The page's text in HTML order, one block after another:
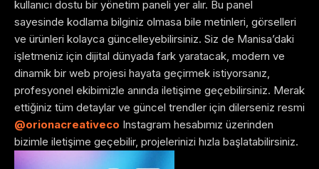
kullanıcı dostu bir yönetim paneli yer alır. Bu panel
sayesinde kodlama bilginiz olmasa bile metinleri, görselleri
ve ürünleri kolayca güncelleyebilirsiniz. Siz de Manisa’daki
işletmeniz için dijital dünyada fark yaratacak, modern ve
dinamik bir web projesi hayata geçirmek istiyorsanız,
profesyonel ekibimizle anında iletişime geçebilirsiniz. Merak
ettiğiniz tüm detaylar ve güncel trendler için dilerseniz resmi
@orionacreativeco Instagram hesabımız üzerinden
bizimle iletişime geçebilir, projelerinizi hızla başlatabilirsiniz.